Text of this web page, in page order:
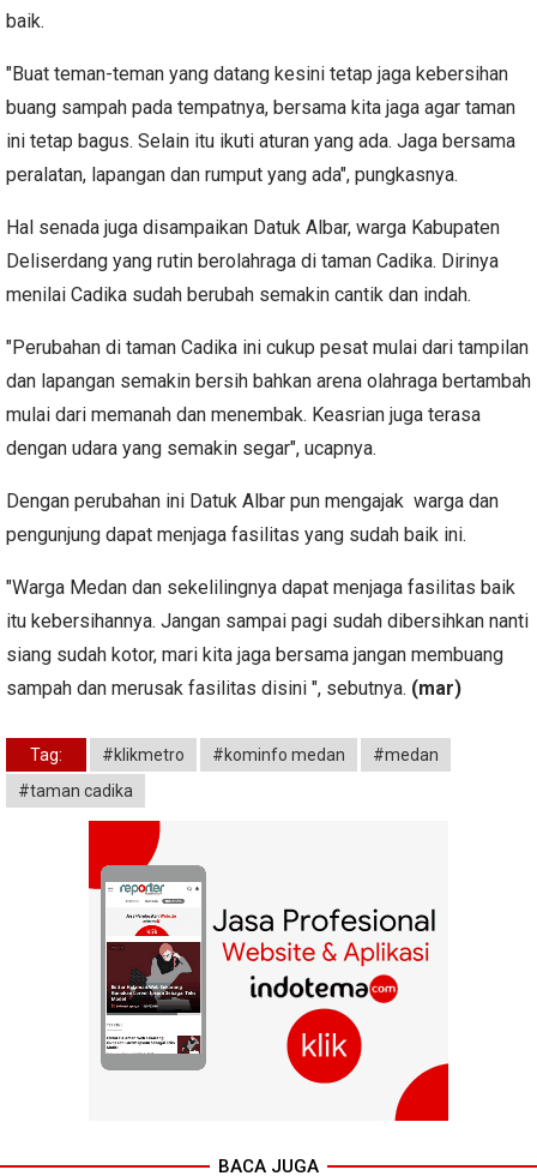
baik.
"Buat teman-teman yang datang kesini tetap jaga kebersihan
buang sampah pada tempatnya, bersama kita jaga agar taman
ini tetap bagus. Selain itu ikuti aturan yang ada. Jaga bersama
peralatan, lapangan dan rumput yang ada", pungkasnya.
Hal senada juga disampaikan Datuk Albar, warga Kabupaten
Deliserdang yang rutin berolahraga di taman Cadika. Dirinya
menilai Cadika sudah berubah semakin cantik dan indah.
"Perubahan di taman Cadika ini cukup pesat mulai dari tampilan
dan lapangan semakin bersih bahkan arena olahraga bertambah
mulai dari memanah dan menembak. Keasrian juga terasa
dengan udara yang semakin segar", ucapnya.
Dengan perubahan ini Datuk Albar pun mengajak warga dan
pengunjung dapat menjaga fasilitas yang sudah baik ini.
"Warga Medan dan sekelilingnya dapat menjaga fasilitas baik
itu kebersihannya. Jangan sampai pagi sudah dibersihkan nanti
siang sudah kotor, mari kita jaga bersama jangan membuang
sampah dan merusak fasilitas disini ", sebutnya. (mar)
Tag: #klikmetro #kominfo medan
#medan
#taman cadika
BACA JUGA